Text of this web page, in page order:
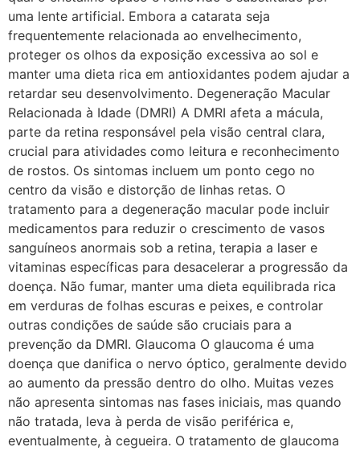
uma lente artificial. Embora a catarata seja
frequentemente relacionada ao envelhecimento,
proteger os olhos da exposição excessiva ao sol e
manter uma dieta rica em antioxidantes podem ajudar a
retardar seu desenvolvimento. Degeneração Macular
Relacionada à Idade (DMRI) A DMRI afeta a mácula,
parte da retina responsável pela visão central clara,
crucial para atividades como leitura e reconhecimento
de rostos. Os sintomas incluem um ponto cego no
centro da visão e distorção de linhas retas. O
tratamento para a degeneração macular pode incluir
medicamentos para reduzir o crescimento de vasos
sanguíneos anormais sob a retina, terapia a laser e
vitaminas específicas para desacelerar a progressão da
doença. Não fumar, manter uma dieta equilibrada rica
em verduras de folhas escuras e peixes, e controlar
outras condições de saúde são cruciais para a
prevenção da DMRI. Glaucoma O glaucoma é uma
doença que danifica o nervo óptico, geralmente devido
ao aumento da pressão dentro do olho. Muitas vezes
não apresenta sintomas nas fases iniciais, mas quando
não tratada, leva à perda de visão periférica e,
eventualmente, à cegueira. O tratamento de glaucoma